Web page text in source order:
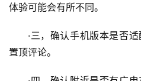
体验可能会有所不同。
·三，确认手机版本是否
置顶评论。